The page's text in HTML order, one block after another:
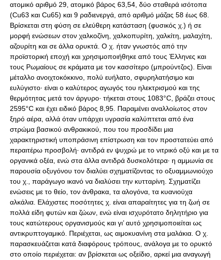
ατομικό αριθμό 29, ατομικό βάρος 63,54, δύο σταθερά ισότοπα
(Cu63 και Cu65) και 9 ραδιενεργά, από αριθμό μάζας 58 έως 68.
Βρίσκεται στη φύση σε ελεύθερη κατάσταση (φυσικός χ.) ή σε
μορφή ενώσεων στον χαλκοζίνη, χαλκοπυρίτη, χαλκίτη, μαλαχίτη,
αζουρίτη και σε άλλα ορυκτά. Ο χ. ήταν γνωστός από την
προϊστορική εποχή και χρησιμοποιήθηκε από τους Έλληνες και
τους Ρωμαίους σε κράματα με τον κασσίτερο (μπρούντζος). Είναι
μέταλλο ανοιχτοκόκκινο, πολύ ευήλατο, σφυρηλατήσιμο και
ευλύγιστο· είναι ο καλύτερος αγωγός του ηλεκτρισμού και της
θερμότητας μετά τον άργυρο· τήκεται στους 1083°C, βράζει στους
2595°C και έχει ειδικό βάρος 8,95. Παραμένει αναλλοίωτος στον
ξηρό αέρα, αλλά όταν υπάρχει υγρασία καλύπτεται από ένα
στρώμα βασικού ανθρακικού, που του προσδίδει μια
χαρακτηριστική υποπράσινη επίστρωση και τον προστατεύει από
περαιτέρω προσβολή· αντιδρά εν ψυχρώ με το νιτρικό οξύ και με τα
οργανικά οξέα, ενώ στα άλλα αντιδρά δυσκολότερα· η αμμωνία σε
παρουσία οξυγόνου τον διαλύει σχηματίζοντας το οξυαμμωνιούχο
του χ., παράγωγο ικανό να διαλύσει την κυτταρίνη. Σχηματίζει
ενώσεις με το θείο, τον άνθρακα, τα αλογόνα, τα κυανιούχα
αλκάλια. Ελάχιστες ποσότητες χ. είναι απαραίτητες για τη ζωή σε
πολλά είδη φυτών και ζώων, ενώ είναι ισχυρότατο δηλητήριο για
τους κατώτερους οργανισμούς και γι’ αυτό χρησιμοποιείται ως
αντικρυπτογαμικό. Περιέχεται, ως αιμοκυανίνη στα μαλάκια. Ο χ.
παρασκευάζεται κατά διαφόρους τρόπους, ανάλογα με το ορυκτό
στο οποίο περιέχεται: αν βρίσκεται ως οξείδιο, αρκεί μια αναγωγή